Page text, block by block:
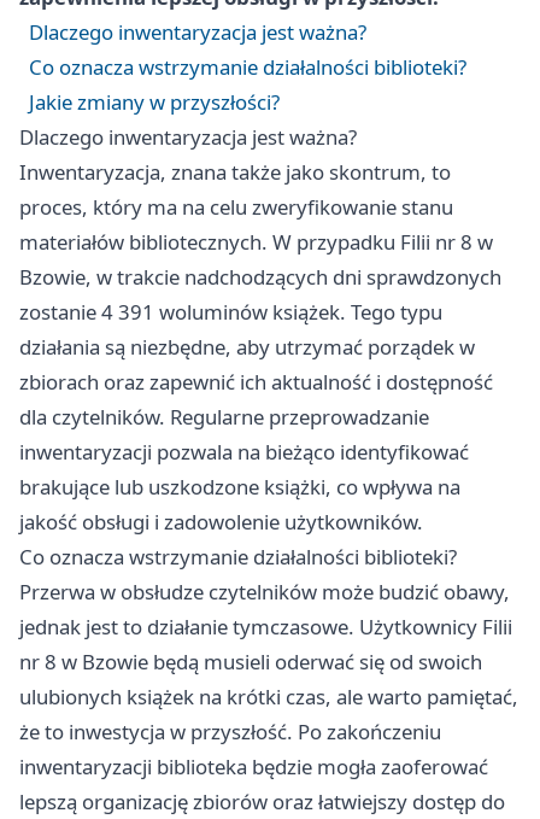
Dlaczego inwentaryzacja jest ważna?
Co oznacza wstrzymanie działalności biblioteki?
Jakie zmiany w przyszłości?
Dlaczego inwentaryzacja jest ważna?
Inwentaryzacja, znana także jako skontrum, to
proces, który ma na celu zweryfikowanie stanu
materiałów bibliotecznych. W przypadku Filii nr 8 w
Bzowie, w trakcie nadchodzących dni sprawdzonych
zostanie 4 391 woluminów książek. Tego typu
działania są niezbędne, aby utrzymać porządek w
zbiorach oraz zapewnić ich aktualność i dostępność
dla czytelników. Regularne przeprowadzanie
inwentaryzacji pozwala na bieżąco identyfikować
brakujące lub uszkodzone książki, co wpływa na
jakość obsługi i zadowolenie użytkowników.
Co oznacza wstrzymanie działalności biblioteki?
Przerwa w obsłudze czytelników może budzić obawy,
jednak jest to działanie tymczasowe. Użytkownicy Filii
nr 8 w Bzowie będą musieli oderwać się od swoich
ulubionych książek na krótki czas, ale warto pamiętać,
że to inwestycja w przyszłość. Po zakończeniu
inwentaryzacji biblioteka będzie mogła zaoferować
lepszą organizację zbiorów oraz łatwiejszy dostęp do